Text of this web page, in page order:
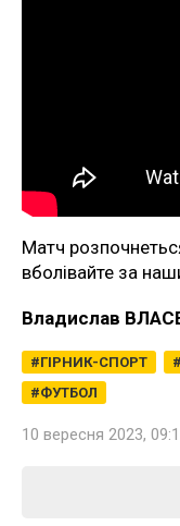
Матч
вболівайте за
Владислав
ГІРНИК-СПОРТ
ФУТБОЛ
10 вересня 2023,